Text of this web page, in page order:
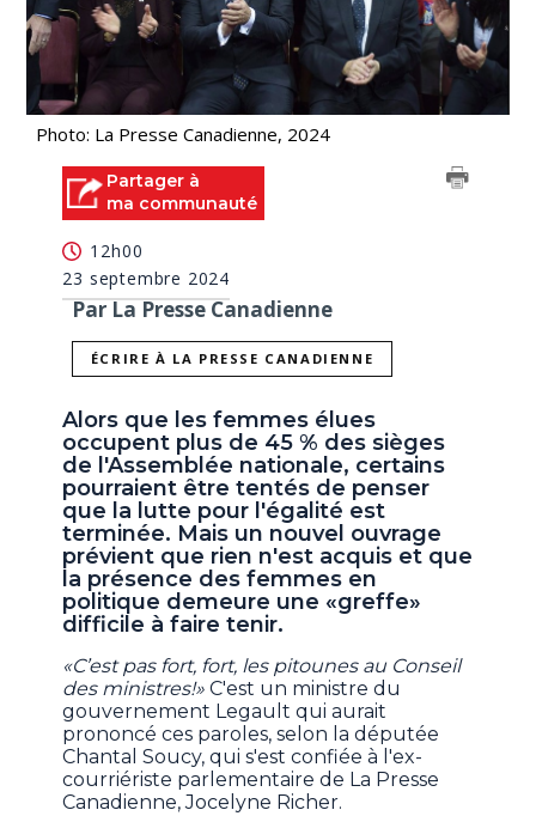
Photo: La Presse Canadienne, 2024
Partager à
ma communauté
12h00
23 septembre 2024
Par La Presse Canadienne
ÉCRIRE À LA PRESSE CANADIENNE
Alors que les femmes élues
occupent plus de 45 % des sièges
de l'Assemblée nationale, certains
pourraient être tentés de penser
que la lutte pour l'égalité est
terminée. Mais un nouvel ouvrage
prévient que rien n'est acquis et que
la présence des femmes en
politique demeure une «greffe»
difficile à faire tenir.
«C’est pas fort, fort, les pitounes au Conseil
des ministres!» C'est un ministre du
gouvernement Legault qui aurait
prononcé ces paroles, selon la députée
Chantal Soucy, qui s'est confiée à l'ex-
courriériste parlementaire de La Presse
Canadienne, Jocelyne Richer.